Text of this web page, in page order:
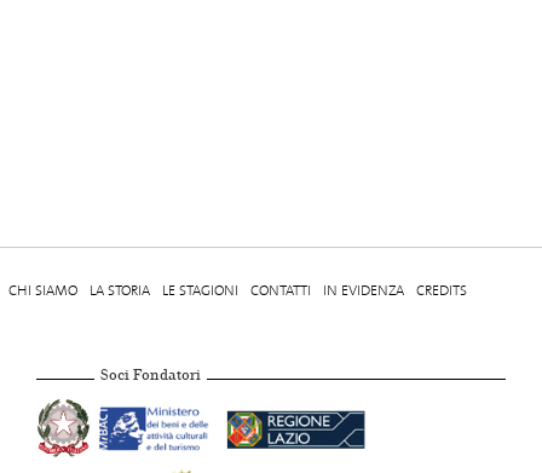
CHI SIAMO LA STORIA LE STAGIONI CONTATTI IN EVIDENZA CREDITS
Soci Fondatori